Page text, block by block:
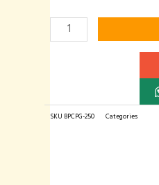
Coklat
Pump
SKU BPCPG-250 Categories